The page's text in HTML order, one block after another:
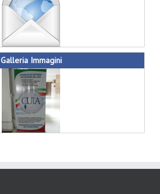
Galleria Immagini